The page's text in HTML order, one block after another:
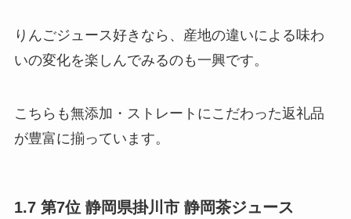
りんごジュース好きなら、産地の違いによる味わ
いの変化を楽しんでみるのも一興です。
こちらも無添加・ストレートにこだわった返礼品
が豊富に揃っています。
1.7 第7位 静岡県掛川市 静岡茶ジュース